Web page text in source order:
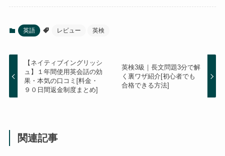
英語 レビュー 英検
【ネイティブイングリッシ
ュ】１年間使用英会話の効
果・本気の口コミ[料金・
９０日間返金制度まとめ]
英検3級｜長文問題3分で解
く裏ワザ紹介[初心者でも
合格できる方法]
関連記事